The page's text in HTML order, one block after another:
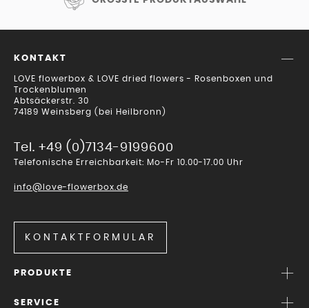
KONTAKT
LOVE flowerbox & LOVE dried flowers - Rosenboxen und
Trockenblumen
Abtsäckerstr. 30
74189 Weinsberg (bei Heilbronn)
Tel. +49 (0)7134-9199600
Telefonische Erreichbarkeit: Mo-Fr 10.00-17.00 Uhr
info@love-flowerbox.de
KONTAKTFORMULAR
PRODUKTE
SERVICE